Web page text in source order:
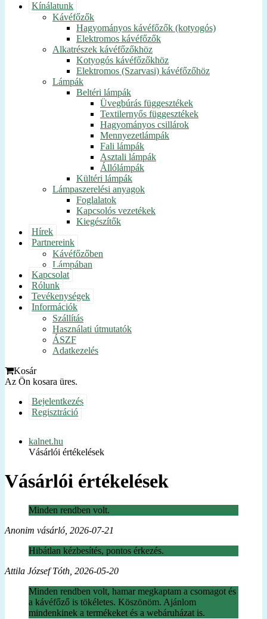
Kínálatunk
Kávéfőzők
Hagyományos kávéfőzők (kotyogós)
Elektromos kávéfőzők
Alkatrészek kávéfőzőkhöz
Kotyogós kávéfőzőkhöz
Elektromos (Szarvasi) kávéfőzőhöz
Lámpák
Beltéri lámpák
Üvegbúrás függesztékek
Textilernyős függesztékek
Hagyományos csillárok
Mennyezetlámpák
Fali lámpák
Asztali lámpák
Állólámpák
Kültéri lámpák
Lámpaszerelési anyagok
Foglalatok
Kapcsolós vezetékek
Kiegészítők
Hírek
Partnereink
Kávéfőzőben
Lámpában
Kapcsolat
Rólunk
Tevékenységek
Információk
Szállítás
Használati útmutatók
ÁSZF
Adatkezelés
Kosár
Az Ön kosara üres.
Bejelentkezés
Regisztráció
kalnet.hu
Vásárlói értékelések
Vásárlói értékelések
Minden rendben volt.
Anonim vásárló, 2026-07-21
Hibátlan kézbesítés, pontos érkezés.
Attila József Tóth, 2026-05-20
Minden rendben volt, hamar megkaptam a csomagot és
a kávéfőző is tökéletes. Köszönöm. Ajánlom
mindenkinek a termékeket és a webáruházat is.